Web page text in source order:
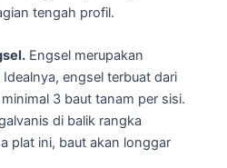
tengah profil.
Engsel merupakan
engsel terbuat dari
3 baut tanam per sisi.
di balik rangka
plat ini, baut akan longgar